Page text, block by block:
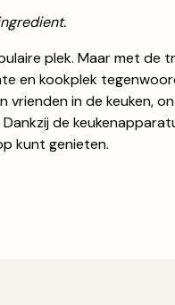
plek. Maar met de
en kookplek
vrienden in de keuken,
de
kunt genieten.